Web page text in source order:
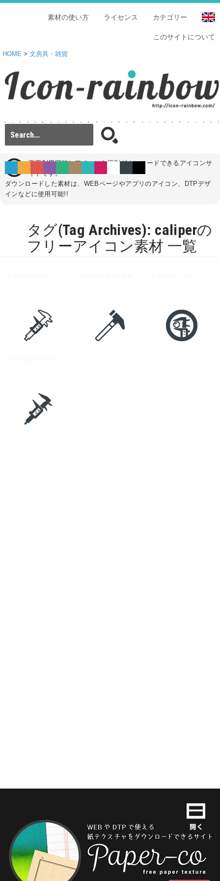
カテゴリー
ライセンス
素材の使い方
このサイトについて
HOME > 文房具・雑貨
商用利用可能なアイコンを即刻ダウンロードできるアイコンサ
イトです。
ダウンロードした素材は、WEBページやアプリのアイコン、DTPデザ
インなどに使用可能!!
タグ(Tag Archives): caliperの
フリーアイコン素材 一覧